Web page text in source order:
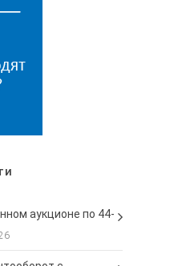
аукционе по 44-